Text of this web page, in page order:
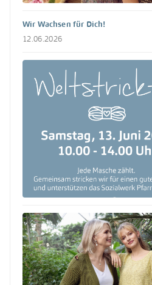
Wir Wachsen für Dich!
12.06.2026